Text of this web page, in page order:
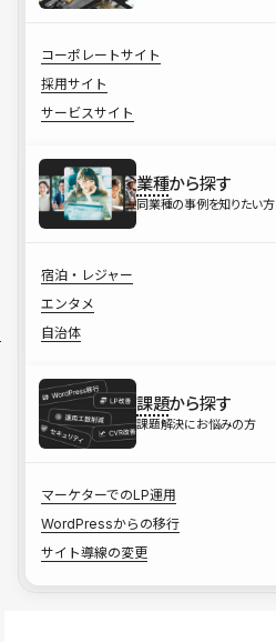
コーポレートサイト
採用サイト
サービスサイト
業種から探す
同業種の事例を知りたい方
宿泊・レジャー
エンタメ
自治体
課題から探す
課題解決にお悩みの方
マーケターでのLP運用
WordPressからの移行
サイト導線の変更